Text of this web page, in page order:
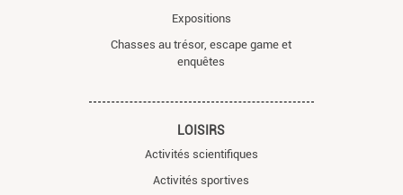
Expositions
Chasses au trésor, escape game et
enquêtes
LOISIRS
Activités scientifiques
Activités sportives